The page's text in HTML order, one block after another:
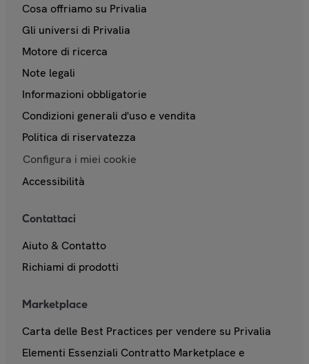
Cosa offriamo su Privalia
Gli universi di Privalia
Motore di ricerca
Note legali
Informazioni obbligatorie
Condizioni generali d'uso e vendita
Politica di riservatezza
Configura i miei cookie
Accessibilità
Contattaci
Aiuto & Contatto
Richiami di prodotti
Marketplace
Carta delle Best Practices per vendere su Privalia
Elementi Essenziali Contratto Marketplace e